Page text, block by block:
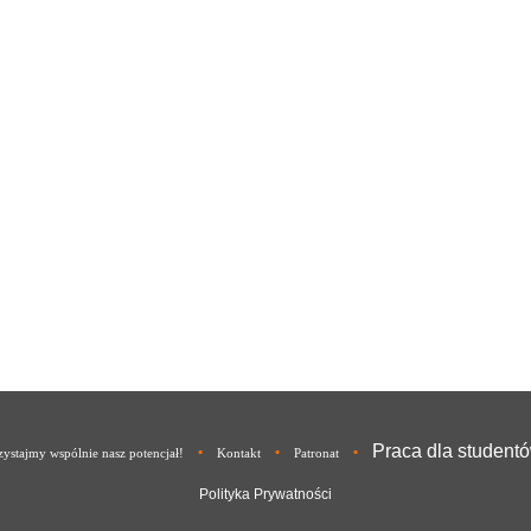
wspólnie nasz potencjał! • Kontakt • Patronat • Praca dla
Polityka Prywatności